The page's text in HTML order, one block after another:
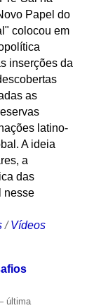
Papel do
colocou em
inserções da
as
latino-
A ideia
a
das
nesse
/Vídeos
última